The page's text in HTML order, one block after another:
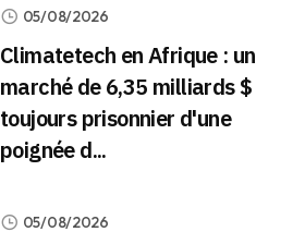
05/08/2026
Climatetech en Afrique : un
marché de 6,35 milliards $
toujours prisonnier d'une
poignée d...
05/08/2026